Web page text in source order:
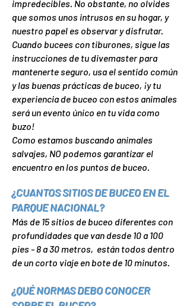
impredecibles. No obstante, no olvides
que somos unos intrusos en su hogar, y
nuestro papel es observar y disfrutar.
Cuando bucees con tiburones, sigue las
instrucciones de tu divemaster para
mantenerte seguro, usa el sentido común
y las buenas prácticas de buceo, ¡y tu
experiencia de buceo con estos animales
será un evento único en tu vida como
buzo!
Como estamos buscando animales
salvajes, NO podemos garantizar el
encuentro en los puntos de buceo.
¿CUANTOS SITIOS DE BUCEO EN EL
PARQUE NACIONAL?
Más de 15 sitios de buceo diferentes con
profundidades que van desde 10 a 100
pies - 8 a 30 metros, están todos dentro
de un corto viaje en bote de 10 minutos.
¿QUÉ NORMAS DEBO CONOCER